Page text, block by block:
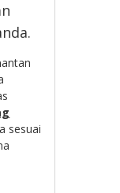
sesuai